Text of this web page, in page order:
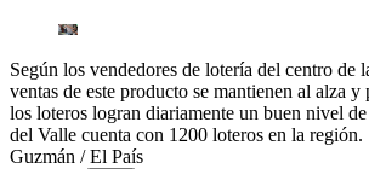
Según los vendedores de lotería del centro de
ventas de este producto se mantienen al alza y
los loteros logran diariamente un buen nivel
del Valle cuenta con 1200 loteros en la región.
Guzmán / El País